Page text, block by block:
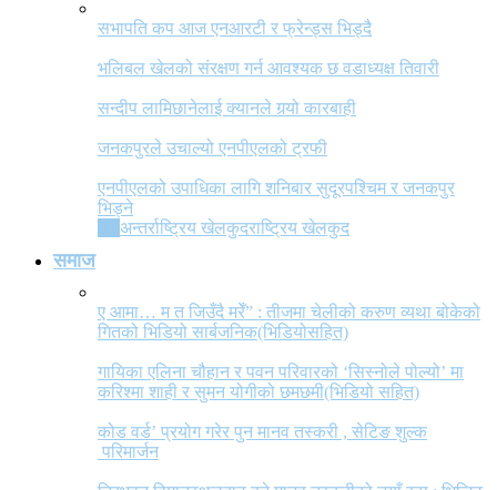
सभापति कप आज एनआरटी र फ्रेन्ड्स भिड्दै
भलिबल खेलको संरक्षण गर्न आवश्यक छ वडाध्यक्ष तिवारी
सन्दीप लामिछानेलाई क्यानले गर्‍यो कारबाही
जनकपुरले उचाल्यो एनपीएलको ट्रफी
एनपीएलको उपाधिका लागि शनिबार सुदूरपश्चिम र जनकपुर
भिड्ने
अन्तर्राष्ट्रिय खेलकुदराष्ट्रिय खेलकुद
समाज
ए आमा… म त जिउँदै मरेँ” : तीजमा चेलीको करुण व्यथा बोकेको
गितको भिडियो सार्बजनिक(भिडियोसहित)
गायिका एलिना चौहान र पवन परिवारको ‘सिस्नोले पोल्यो’ मा
करिश्मा शाही र सुमन योगीको छमछमी(भिडियो सहित)
कोड वर्ड’ प्रयोग गरेर पुन मानव तस्करी , सेटिङ शुल्क
परिमार्जन